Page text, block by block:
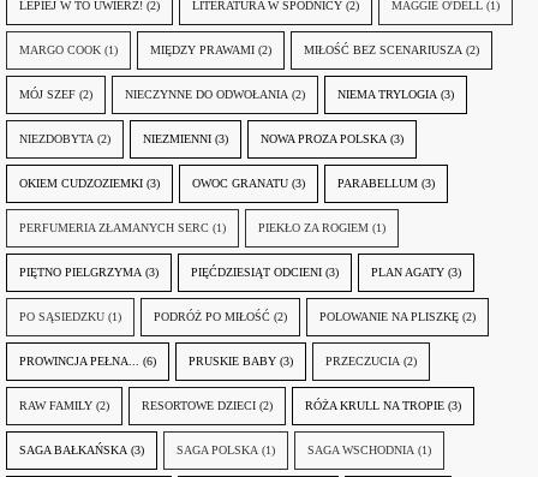
LEPIEJ W TO UWIERZ! (2) LITERATURA W SPÓDNICY (2) MAGGIE O'DELL (1)
MARGO COOK (1) MIĘDZY PRAWAMI (2) MIŁOŚĆ BEZ SCENARIUSZA (2)
MÓJ SZEF (2) NIECZYNNE DO ODWOŁANIA (2) NIEMA TRYLOGIA (3)
NIEZDOBYTA (2) NIEZMIENNI (3) NOWA PROZA POLSKA (3)
OKIEM CUDZOZIEMKI (3) OWOC GRANATU (3) PARABELLUM (3)
PERFUMERIA ZŁAMANYCH SERC (1) PIEKŁO ZA ROGIEM (1)
PIĘTNO PIELGRZYMA (3) PIĘĆDZIESIĄT ODCIENI (3) PLAN AGATY (3)
PO SĄSIEDZKU (1) PODRÓŻ PO MIŁOŚĆ (2) POLOWANIE NA PLISZKĘ (2)
PROWINCJA PEŁNA... (6) PRUSKIE BABY (3) PRZECZUCIA (2)
RAW FAMILY (2) RESORTOWE DZIECI (2) RÓŻA KRULL NA TROPIE (3)
SAGA BAŁKAŃSKA (3) SAGA POLSKA (1) SAGA WSCHODNIA (1)